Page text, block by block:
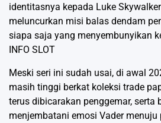
identitasnya kepada Luke
meluncurkan misi balas dendam
siapa saja yang menyembunyikan
INFO SLOT
Meski seri ini sudah usai, di awal
masih tinggi berkat koleksi trade
terus dibicarakan penggemar, serta
menjembatani emosi Vader menuju